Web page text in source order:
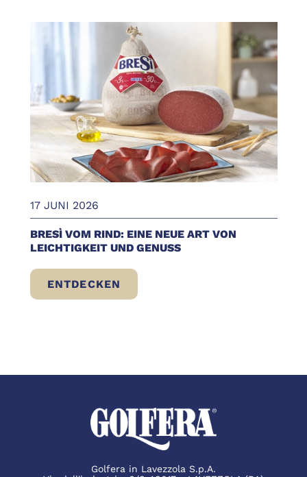
17 JUNI 2026
BRESÌ VOM RIND: EINE NEUE ART VON
LEICHTIGKEIT UND GENUSS
ENTDECKEN
BRESÌ VOM RIND: EINE NEUE ART VON
Golfera in Lavezzola S.p.A.